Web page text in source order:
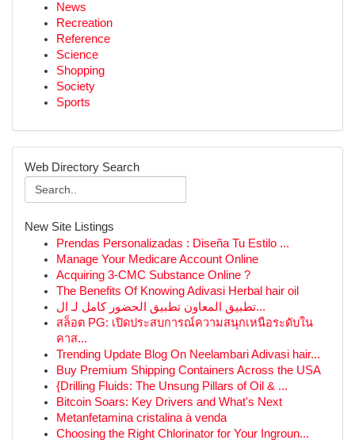
News
Recreation
Reference
Science
Shopping
Society
Sports
Web Directory Search
New Site Listings
Prendas Personalizadas : Diseña Tu Estilo ...
Manage Your Medicare Account Online
Acquiring 3-CMC Substance Online ?
The Benefits Of Knowing Adivasi Herbal hair oil
تطبيق المعاون تطبيق الحضور كامل لـ ال...
สล็อต PG: เปิดประสบการณ์ความสนุกเหนือระดับใน
คาส...
Trending Update Blog On Neelambari Adivasi hair...
Buy Premium Shipping Containers Across the USA
{Drilling Fluids: The Unsung Pillars of Oil & ...
Bitcoin Soars: Key Drivers and What's Next
Metanfetamina cristalina à venda
Choosing the Right Chlorinator for Your Ingroun...